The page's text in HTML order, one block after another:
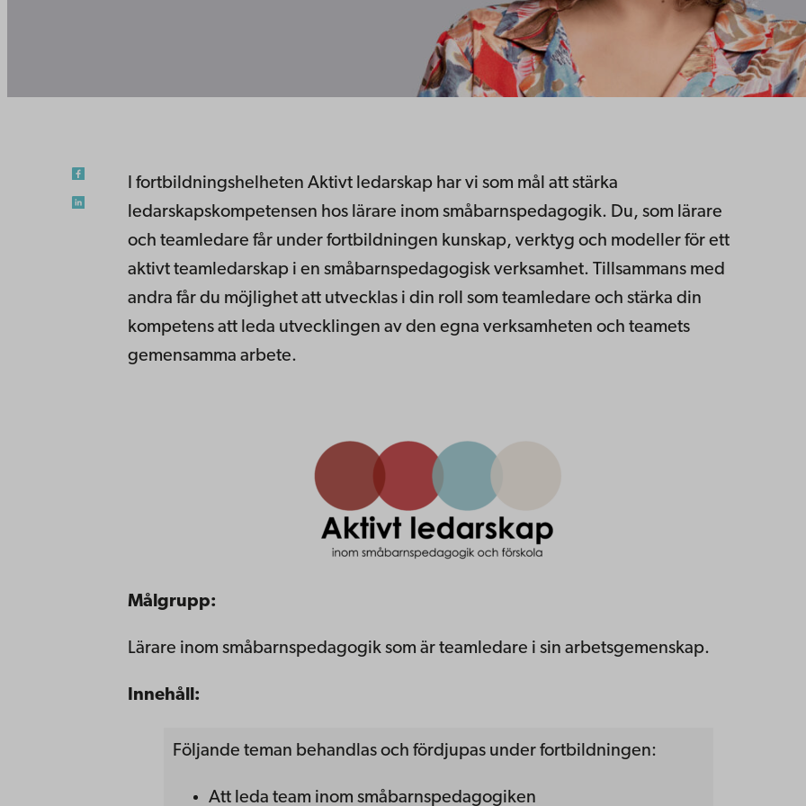
I fortbildningshelheten Aktivt ledarskap har vi som mål att stärka
ledarskapskompetensen hos lärare inom småbarnspedagogik. Du, som lärare
och teamledare får under fortbildningen kunskap, verktyg och modeller för ett
aktivt teamledarskap i en småbarnspedagogisk verksamhet. Tillsammans med
andra får du möjlighet att utvecklas i din roll som teamledare och stärka din
kompetens att leda utvecklingen av den egna verksamheten och teamets
gemensamma arbete.
Målgrupp:
Lärare inom småbarnspedagogik som är teamledare i sin arbetsgemenskap.
Innehåll:
Följande teman behandlas och fördjupas under fortbildningen:
Att leda team inom småbarnspedagogiken